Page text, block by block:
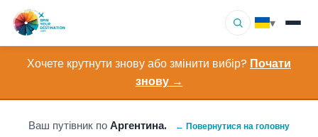
▾
Напрямки
▾
Хочете крутнути знову або змінити вибір? Почати
знову →
Ваш путівник поАргентина. ← Повернутися на головну